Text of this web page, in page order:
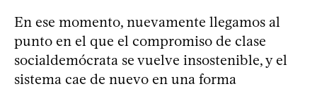
En ese momento, nuevamente llegamos al
punto en el que el compromiso de clase
socialdemócrata se vuelve insostenible, y el
sistema cae de nuevo en una forma